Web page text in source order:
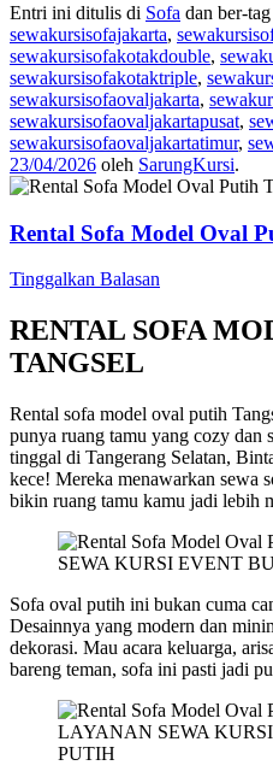
Entri ini ditulis di Sofa dan ber-tag
sewakursisofajakarta,
sewakursisofakotakdouble,
sewakursisofakotaktriple,
sewakursisofaovaljakarta,
sewakursisofaovaljakartapusat,
sewakursisofaovaljakartatimur,
23/04/2026 oleh SarungKursi.
Rental Sofa Model Oval
Tinggalkan Balasan
RENTAL SOFA
TANGSEL
Rental sofa model oval putih
punya ruang tamu yang cozy dan
tinggal di Tangerang Selatan,
kece! Mereka menawarkan sewa
bikin ruang tamu kamu jadi lebih
SEWA KURSI EVENT
Sofa oval putih ini bukan cuma
Desainnya yang modern dan
dekorasi. Mau acara keluarga,
bareng teman, sofa ini pasti jadi
LAYANAN SEWA
PUTIH